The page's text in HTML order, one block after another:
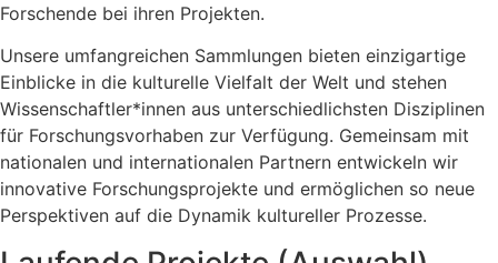
Forschende bei ihren Projekten.
Unsere umfangreichen Sammlungen bieten einzigartige
Einblicke in die kulturelle Vielfalt der Welt und stehen
Wissenschaftler*innen aus unterschiedlichsten Disziplinen
für Forschungsvorhaben zur Verfügung. Gemeinsam mit
nationalen und internationalen Partnern entwickeln wir
innovative Forschungsprojekte und ermöglichen so neue
Perspektiven auf die Dynamik kultureller Prozesse.